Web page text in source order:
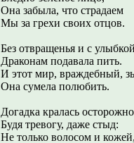
Она забыла, что страдаем
Мы за грехи своих отцов.
Без отвращенья и с
Драконам подавала пить.
И этот мир, враждебный,
Она сумела полюбить.
Догадка кралась
Будя тревогу, даже стыд:
Не только волосом и